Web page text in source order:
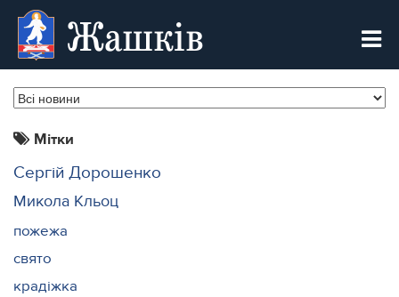
Жашків
Мітки
Сергій Дорошенко
Микола Кльоц
пожежа
свято
крадіжка